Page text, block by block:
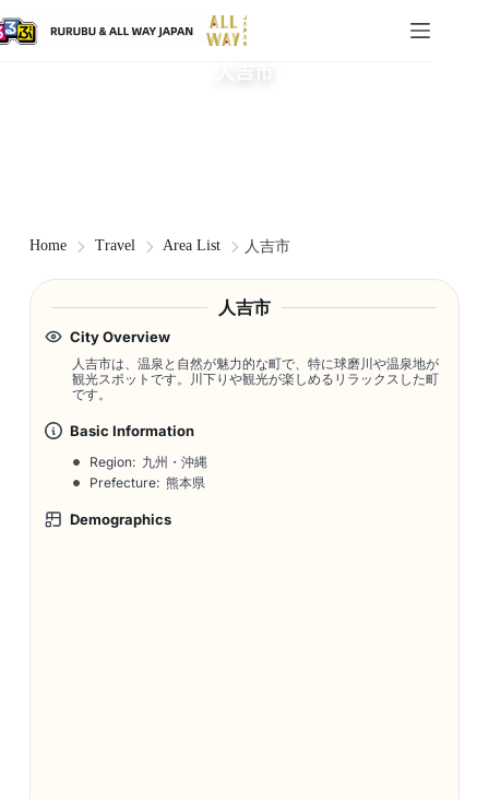
人吉市
Home Travel Area List 人吉市
人吉市
City Overview
人吉市は、温泉と自然が魅力的な町で、特に球磨川や温泉地が
観光スポットです。川下りや観光が楽しめるリラックスした町
です。
Basic Information
Region: 九州・沖縄
Prefecture: 熊本県
Demographics